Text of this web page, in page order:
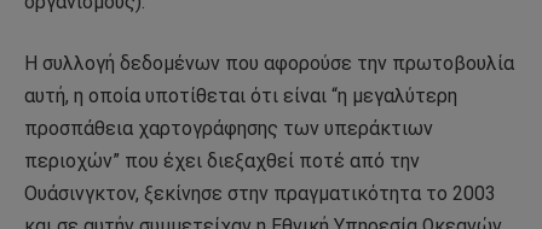
Η συλλογή δεδομένων που αφορούσε την πρωτοβουλία
αυτή, η οποία υποτίθεται ότι είναι “η μεγαλύτερη
προσπάθεια χαρτογράφησης των υπεράκτιων
περιοχών” που έχει διεξαχθεί ποτέ από την
Ουάσινγκτον, ξεκίνησε στην πραγματικότητα το 2003